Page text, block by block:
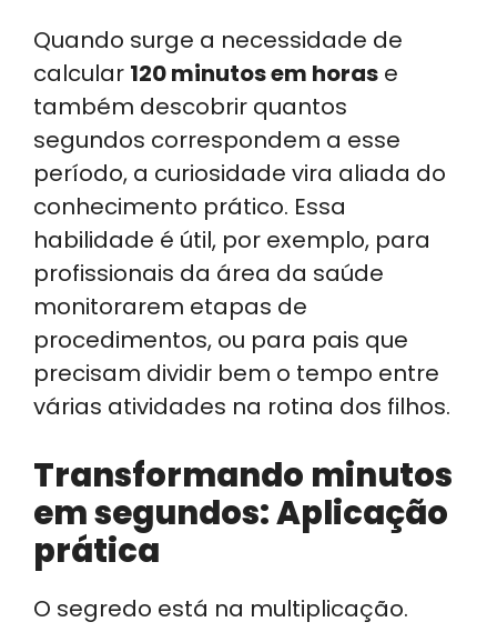
Quando surge a necessidade de
calcular 120 minutos em horas e
também descobrir quantos
segundos correspondem a esse
período, a curiosidade vira aliada do
conhecimento prático. Essa
habilidade é útil, por exemplo, para
profissionais da área da saúde
monitorarem etapas de
procedimentos, ou para pais que
precisam dividir bem o tempo entre
várias atividades na rotina dos filhos.
Transformando minutos
em segundos: Aplicação
prática
O segredo está na multiplicação.